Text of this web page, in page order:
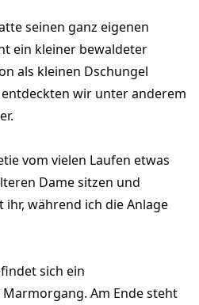
seinen ganz eigenen
ein kleiner bewaldeter
als kleinen Dschungel
wir unter anderem
vom vielen Laufen etwas
Dame sitzen und
während ich die Anlage
sich ein
Am Ende steht